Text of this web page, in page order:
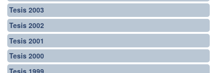
Tesis 2003
Tesis 2002
Tesis 2001
Tesis 2000
Tesis 1999